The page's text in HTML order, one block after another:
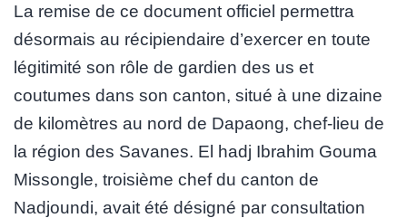
La remise de ce document officiel permettra
désormais au récipiendaire d’exercer en toute
légitimité son rôle de gardien des us et
coutumes dans son canton, situé à une dizaine
de kilomètres au nord de Dapaong, chef-lieu de
la région des Savanes. El hadj Ibrahim Gouma
Missongle, troisième chef du canton de
Nadjoundi, avait été désigné par consultation